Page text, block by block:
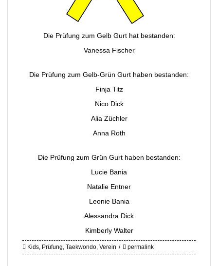
Die Prüfung zum Gelb Gurt hat bestanden:
Vanessa Fischer
Die Prüfung zum Gelb-Grün Gurt haben bestanden:
Finja Titz
Nico Dick
Alia Züchler
Anna Roth
Die Prüfung zum Grün Gurt haben bestanden:
Lucie Bania
Natalie Entner
Leonie Bania
Alessandra Dick
Kimberly Walter
Kids Prüfung Taekwondo Verein permalink